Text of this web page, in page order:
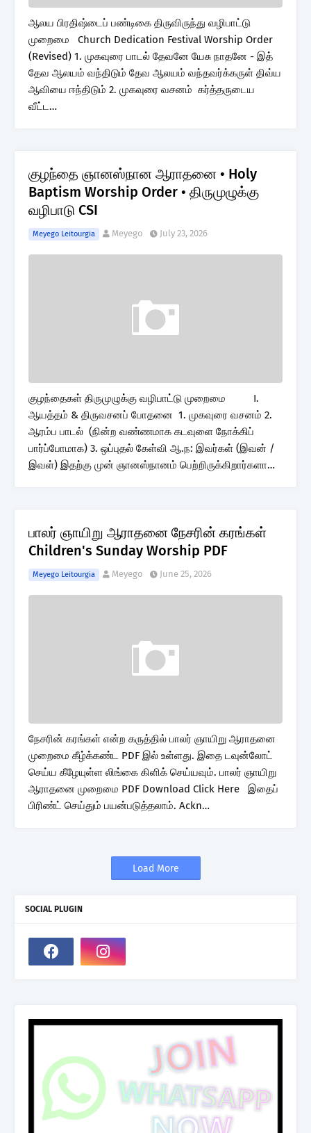
ஆலய பிரதிஷ்டைப் பண்டிகை திருவிருந்து வழிபாட்டு
முறைமை Church Dedication Festival Worship Order
(Revised) 1. முகவுரை பாடல் தேவனே யேசு நாதனே - இத்
தேவ ஆலயம் வந்திடும் தேவ ஆலயம் வந்தவர்க்கருள் திவ்ய
ஆவியை ஈந்திடும் 2. முகவுரை வசனம் கர்த்தருடைய
வீட்ட…
குழந்தை ஞானஸ்நான ஆராதனை • Holy
Baptism Worship Order • திருமுழுக்கு
வழிபாடு CSI
Meyego Leitourgia Meyego July 23, 2026
குழந்தைகள் திருமுழுக்கு வழிபாட்டு முறைமை I.
ஆயத்தம் & திருவசனப் போதனை 1. முகவுரை வசனம் 2.
ஆரம்ப பாடல் (நின்ற வண்ணமாக கடவுளை நோக்கிப்
பார்ப்போமாக) 3. ஒப்புதல் கேள்வி ஆ.ந: இவர்கள் (இவன் /
இவள்) இதற்கு முன் ஞானஸ்நானம் பெற்றிருக்கிறார்களா…
பாலர் ஞாயிறு ஆராதனை நேசரின் கரங்கள்
Children's Sunday Worship PDF
Meyego Leitourgia Meyego June 25, 2026
நேசரின் கரங்கள் என்ற கருத்தில் பாலர் ஞாயிறு ஆராதனை
முறைமை கீழ்க்கண்ட PDF இல் உள்ளது. இதை டவுன்லோட்
செய்ய கீழேயுள்ள லிங்கை கிளிக் செய்யவும். பாலர் ஞாயிறு
ஆராதனை முறைமை PDF Download Click Here இதைப்
பிரிண்ட் செய்தும் பயன்படுத்தலாம். Ackn…
Load More
SOCIAL PLUGIN